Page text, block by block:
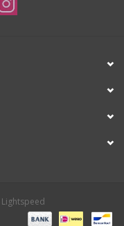
Lightspeed